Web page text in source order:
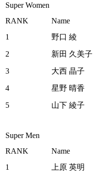
Super Women
RANK
Name
1
野口 綾
2 新田 久美子
3 大西 晶子
4 星野 晴香
5 山下 綾子
Super Men
RANK
Name
1
上原 英明